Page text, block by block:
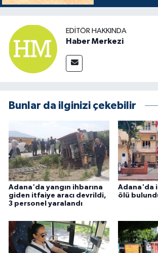
EDITÖR HAKKINDA
Haber Merkezi
Bunlar da ilginizi çekebilir
Adana'da yangın ihbarına
giden itfaiye aracı devrildi,
3 personel yaralandı
Adana'da
ölü